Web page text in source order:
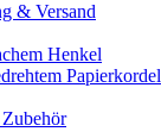
& Versand
Henkel
Papierkordel